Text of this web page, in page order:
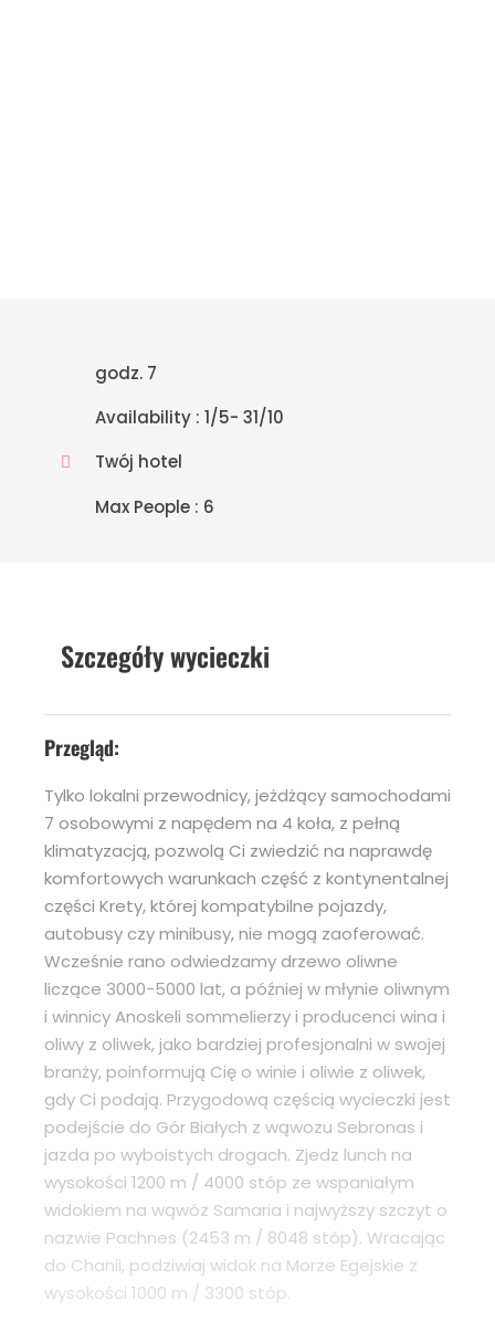
godz. 7
Availability : 1/5- 31/10
Twój hotel
Max People : 6
Szczegóły wycieczki
Przegląd:
Tylko lokalni przewodnicy, jeżdżący samochodami
7 osobowymi z napędem na 4 koła, z pełną
klimatyzacją, pozwolą Ci zwiedzić na naprawdę
komfortowych warunkach część z kontynentalnej
części Krety, której kompatybilne pojazdy,
autobusy czy minibusy, nie mogą zaoferować.
Wcześnie rano odwiedzamy drzewo oliwne
liczące 3000-5000 lat, a później w młynie oliwnym
i winnicy Anoskeli sommelierzy i producenci wina i
oliwy z oliwek, jako bardziej profesjonalni w swojej
branży, poinformują Cię o winie i oliwie z oliwek,
gdy Ci podają. Przygodową częścią wycieczki jest
podejście do Gór Białych z wąwozu Sebronas i
jazda po wyboistych drogach. Zjedz lunch na
wysokości 1200 m / 4000 stóp ze wspaniałym
widokiem na wąwóz Samaria i najwyższy szczyt o
nazwie Pachnes (2453 m / 8048 stóp). Wracając
do Chanii, podziwiaj widok na Morze Egejskie z
wysokości 1000 m / 3300 stóp.